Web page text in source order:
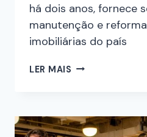
há dois anos, fornece
manutenção e
imobiliárias do país
LER MAIS